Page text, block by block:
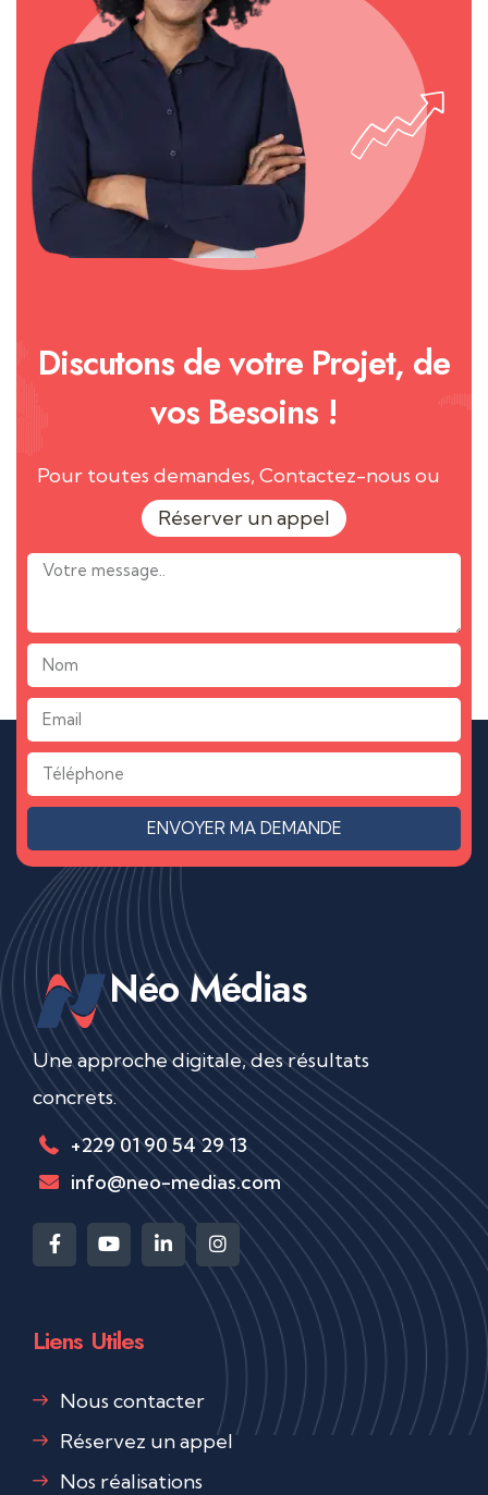
Discutons de votre Projet, de
vos Besoins !
Pour toutes demandes, Contactez-nous ou
Réserver un appel
ENVOYER MA DEMANDE
Néo Médias
Une approche digitale, des résultats
concrets.
+229 01 90 54 29 13
info@neo-medias.com
Liens Utiles
Nous contacter
Réservez un appel
Nos réalisations